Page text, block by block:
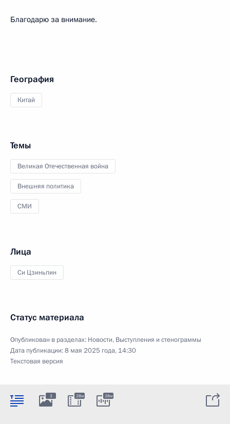
Благодарю за внимание.
География
Китай
Темы
Великая Отечественная война
Внешняя политика
СМИ
Лица
Си Цзиньпин
Статус материала
Опубликован в разделах: Новости, Выступления и стенограммы
Дата публикации:8 мая 2025 года, 14:30
Текстовая версия
3 28м 28м